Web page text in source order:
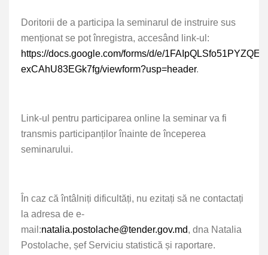
Doritorii de a participa la seminarul de instruire sus
menționat se pot înregistra, accesând link-ul:
https://docs.google.com/forms/d/e/
exCAhU83EGk7fg/viewform?usp=header.
Link-ul pentru participarea online la seminar va fi
transmis participanților înainte de începerea
seminarului.
În caz că întâlniți dificultăți, nu ezitați să ne contactați
la adresa de e-
mail:natalia.postolache@tender.gov.md, dna Natalia
Postolache, șef Serviciu statistică și raportare.